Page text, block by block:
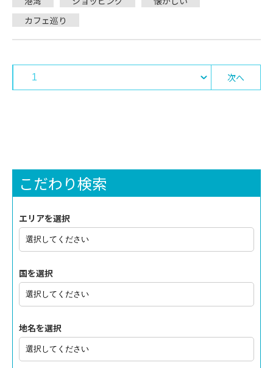
カフェ巡り
次へ
こだわり検索
エリアを選択
国を選択
地名を選択